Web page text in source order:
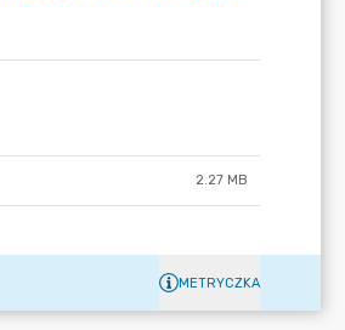
2.27 MB
METRYCZKA